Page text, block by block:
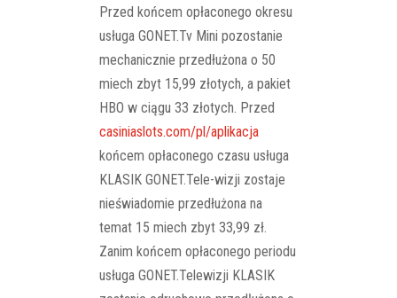
Przed końcem opłaconego okresu
usługa GONET.Tv Mini pozostanie
mechanicznie przedłużona o 50
miech zbyt 15,99 złotych, a pakiet
HBO w ciągu 33 złotych. Przed
casiniaslots.com/pl/aplikacja
końcem opłaconego czasu usługa
KLASIK GONET.Tele-wizji zostaje
nieświadomie przedłużona na
temat 15 miech zbyt 33,99 zł.
Zanim końcem opłaconego periodu
usługa GONET.Telewizji KLASIK